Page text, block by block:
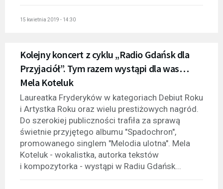
15 kwietnia 2019 - 14:30
Kolejny koncert z cyklu „Radio Gdańsk dla
Przyjaciół”. Tym razem wystąpi dla was…
Mela Koteluk
Laureatka Fryderyków w kategoriach Debiut Roku
i Artystka Roku oraz wielu prestiżowych nagród.
Do szerokiej publiczności trafiła za sprawą
świetnie przyjętego albumu "Spadochron",
promowanego singlem "Melodia ulotna". Mela
Koteluk - wokalistka, autorka tekstów
i kompozytorka - wystąpi w Radiu Gdańsk...